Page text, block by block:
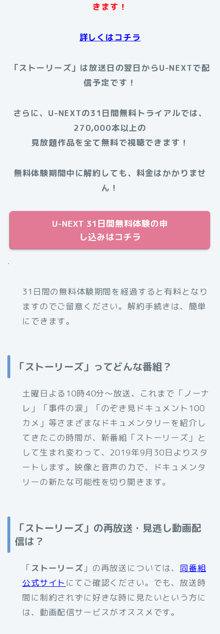
きます！
詳しくはコチラ
「ストーリーズ」は放送日の翌日からU-NEXTで配
信予定です！
さらに、U-NEXTの31日間無料トライアルでは、
270,000本以上の
見放題作品を全て無料で視聴できます！
無料体験期間中に解約しても、料金はかかりませ
ん！
U-NEXT 31日間無料体験の申
し込みはコチラ
.
31日間の無料体験期間を経過すると有料となり
ますのでご留意ください。解約手続きは、簡単
にできます。
「ストーリーズ」ってどんな番組？
土曜日よる10時40分〜放送、これまで「ノーナ
レ」「事件の涙」「のぞき見ドキュメント100
カメ」等さまざまなドキュメンタリーを紹介し
てきたこの時間が、新番組「ストーリーズ」と
して生まれ変わって、2019年9月30日よりスタ
ートします。映像と音声の力で、ドキュメンタ
リーの新たな可能性を切り開きます。
「ストーリーズ」の再放送・見逃し動画配
信は？
「ストーリーズ 」の再放送については、 同番組
公式サイト にてご確認ください。でも、放送時
間に制約されずに好きな時に見たいという方に
は、動画配信サービスがオススメです。